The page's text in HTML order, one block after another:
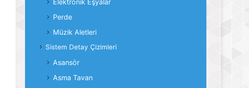
Elektronik Eşyalar
Perde
Müzik Aletleri
Sistem Detay Çizimleri
Asansör
Asma Tavan